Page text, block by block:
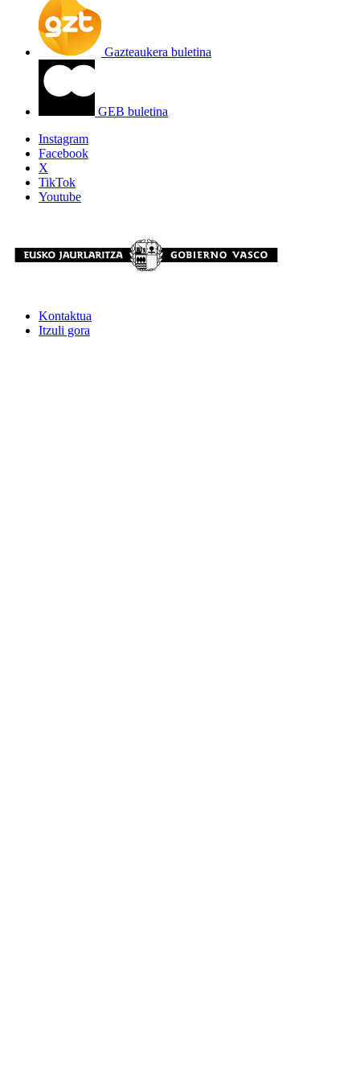
Gazteaukera buletina
GEB buletina
Instagram
Facebook
X
TikTok
Youtube
Kontaktua
Itzuli gora